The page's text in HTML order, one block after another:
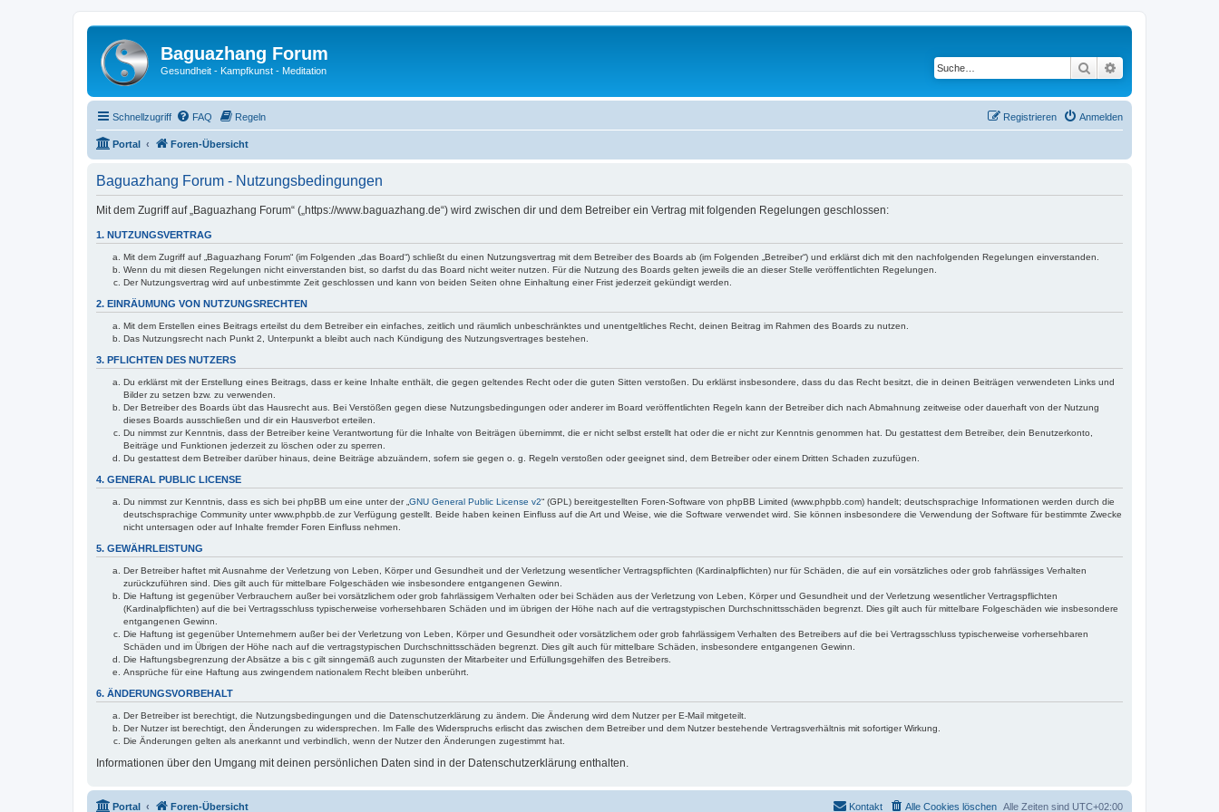
Baguazhang Forum
Gesundheit - Kampfkunst - Meditation Suche
Schnellzugriff FAQ Regeln Anmelden
Registrieren
Portal Foren-Übersicht
Baguazhang Forum - Nutzungsbedingungen
Mit dem Zugriff auf „Baguazhang Forum“ („https://www.baguazhang.de“) wird zwischen dir und dem Betreiber ein Vertrag mit folgenden Regelungen geschlossen:
1. NUTZUNGSVERTRAG
Mit dem Zugriff auf „Baguazhang Forum“ (im Folgenden „das Board“) schließt du einen Nutzungsvertrag mit dem Betreiber des Boards ab (im Folgenden „Betreiber“) und erklärst dich mit den nachfolgenden Regelungen einverstanden.
Wenn du mit diesen Regelungen nicht einverstanden bist, so darfst du das Board nicht weiter nutzen. Für die Nutzung des Boards gelten jeweils die an dieser Stelle veröffentlichten Regelungen.
Der Nutzungsvertrag wird auf unbestimmte Zeit geschlossen und kann von beiden Seiten ohne Einhaltung einer Frist jederzeit gekündigt werden.
2. EINRÄUMUNG VON NUTZUNGSRECHTEN
Mit dem Erstellen eines Beitrags erteilst du dem Betreiber ein einfaches, zeitlich und räumlich unbeschränktes und unentgeltliches Recht, deinen Beitrag im Rahmen des Boards zu nutzen.
Das Nutzungsrecht nach Punkt 2, Unterpunkt a bleibt auch nach Kündigung des Nutzungsvertrages bestehen.
3. PFLICHTEN DES NUTZERS
Du erklärst mit der Erstellung eines Beitrags, dass er keine Inhalte enthält, die gegen geltendes Recht oder die guten Sitten verstoßen. Du erklärst insbesondere, dass du das Recht besitzt, die in deinen Beiträgen verwendeten Links und
Bilder zu setzen bzw. zu verwenden.
Der Betreiber des Boards übt das Hausrecht aus. Bei Verstößen gegen diese Nutzungsbedingungen oder anderer im Board veröffentlichten Regeln kann der Betreiber dich nach Abmahnung zeitweise oder dauerhaft von der Nutzung
dieses Boards ausschließen und dir ein Hausverbot erteilen.
Du nimmst zur Kenntnis, dass der Betreiber keine Verantwortung für die Inhalte von Beiträgen übernimmt, die er nicht selbst erstellt hat oder die er nicht zur Kenntnis genommen hat. Du gestattest dem Betreiber, dein Benutzerkonto,
Beiträge und Funktionen jederzeit zu löschen oder zu sperren.
Du gestattest dem Betreiber darüber hinaus, deine Beiträge abzuändern, sofern sie gegen o. g. Regeln verstoßen oder geeignet sind, dem Betreiber oder einem Dritten Schaden zuzufügen.
4. GENERAL PUBLIC LICENSE
Du nimmst zur Kenntnis, dass es sich bei phpBB um eine unter der „ GNU General Public License v2“ (GPL) bereitgestellten Foren-Software von phpBB Limited (www.phpbb.com) handelt; deutschsprachige Informationen werden durch die
deutschsprachige Community unter www.phpbb.de zur Verfügung gestellt. Beide haben keinen Einfluss auf die Art und Weise, wie die Software verwendet wird. Sie können insbesondere die Verwendung der Software für bestimmte Zwecke
nicht untersagen oder auf Inhalte fremder Foren Einfluss nehmen.
5. GEWÄHRLEISTUNG
Der Betreiber haftet mit Ausnahme der Verletzung von Leben, Körper und Gesundheit und der Verletzung wesentlicher Vertragspflichten (Kardinalpflichten) nur für Schäden, die auf ein vorsätzliches oder grob fahrlässiges Verhalten
zurückzuführen sind. Dies gilt auch für mittelbare Folgeschäden wie insbesondere entgangenen Gewinn.
Die Haftung ist gegenüber Verbrauchern außer bei vorsätzlichem oder grob fahrlässigem Verhalten oder bei Schäden aus der Verletzung von Leben, Körper und Gesundheit und der Verletzung wesentlicher Vertragspflichten
(Kardinalpflichten) auf die bei Vertragsschluss typischerweise vorhersehbaren Schäden und im übrigen der Höhe nach auf die vertragstypischen Durchschnittsschäden begrenzt. Dies gilt auch für mittelbare Folgeschäden wie insbesondere
entgangenen Gewinn.
Die Haftung ist gegenüber Unternehmern außer bei der Verletzung von Leben, Körper und Gesundheit oder vorsätzlichem oder grob fahrlässigem Verhalten des Betreibers auf die bei Vertragsschluss typischerweise vorhersehbaren
Schäden und im Übrigen der Höhe nach auf die vertragstypischen Durchschnittsschäden begrenzt. Dies gilt auch für mittelbare Schäden, insbesondere entgangenen Gewinn.
Die Haftungsbegrenzung der Absätze a bis c gilt sinngemäß auch zugunsten der Mitarbeiter und Erfüllungsgehilfen des Betreibers.
Ansprüche für eine Haftung aus zwingendem nationalem Recht bleiben unberührt.
6. ÄNDERUNGSVORBEHALT
Der Betreiber ist berechtigt, die Nutzungsbedingungen und die Datenschutzerklärung zu ändern. Die Änderung wird dem Nutzer per E-Mail mitgeteilt.
Der Nutzer ist berechtigt, den Änderungen zu widersprechen. Im Falle des Widerspruchs erlischt das zwischen dem Betreiber und dem Nutzer bestehende Vertragsverhältnis mit sofortiger Wirkung.
Die Änderungen gelten als anerkannt und verbindlich, wenn der Nutzer den Änderungen zugestimmt hat.
Informationen über den Umgang mit deinen persönlichen Daten sind in der Datenschutzerklärung enthalten.
Portal Foren-Übersicht Alle Zeiten sind UTC+02:00
Alle Cookies löschen
Kontakt